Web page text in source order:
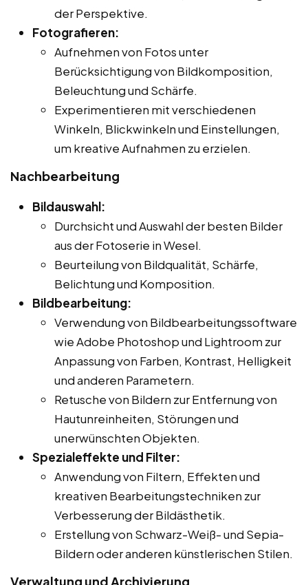
der Perspektive.
Fotografieren:
Aufnehmen von Fotos unter
Berücksichtigung von Bildkomposition,
Beleuchtung und Schärfe.
Experimentieren mit verschiedenen
Winkeln, Blickwinkeln und Einstellungen,
um kreative Aufnahmen zu erzielen.
Nachbearbeitung
Bildauswahl:
Durchsicht und Auswahl der besten Bilder
aus der Fotoserie in Wesel.
Beurteilung von Bildqualität, Schärfe,
Belichtung und Komposition.
Bildbearbeitung:
Verwendung von Bildbearbeitungssoftware
wie Adobe Photoshop und Lightroom zur
Anpassung von Farben, Kontrast, Helligkeit
und anderen Parametern.
Retusche von Bildern zur Entfernung von
Hautunreinheiten, Störungen und
unerwünschten Objekten.
Spezialeffekte und Filter:
Anwendung von Filtern, Effekten und
kreativen Bearbeitungstechniken zur
Verbesserung der Bildästhetik.
Erstellung von Schwarz-Weiß- und Sepia-
Bildern oder anderen künstlerischen Stilen.
Verwaltung und Archivierung